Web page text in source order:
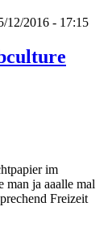
12/2016 - 17:15
im
ja aaalle mal
Freizeit